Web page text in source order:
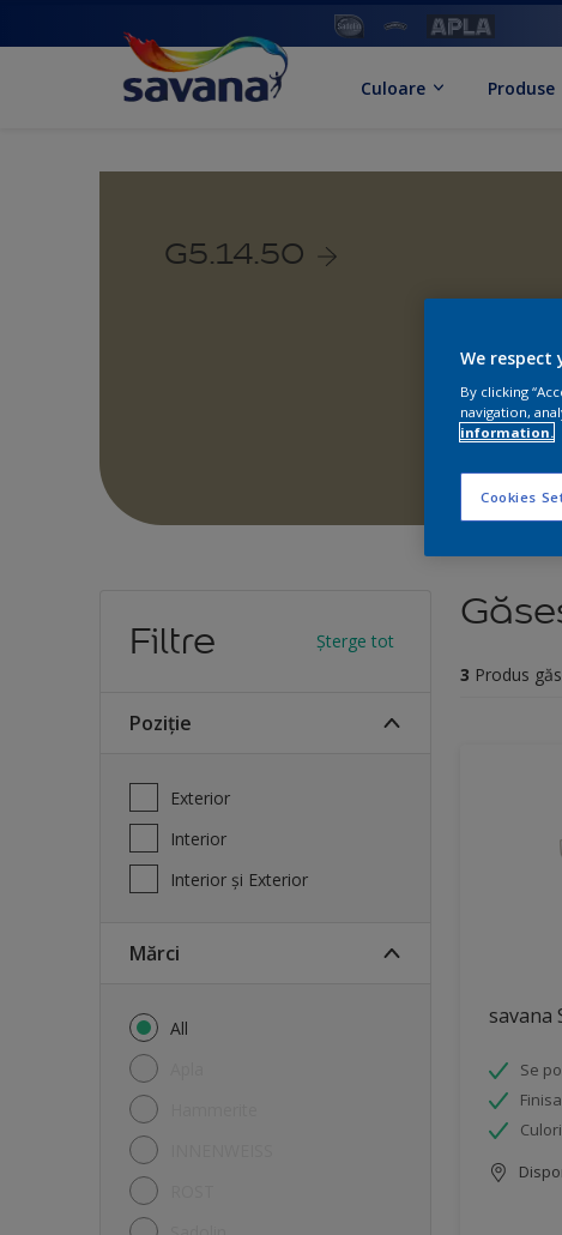
Culoare Produse
G5.14.50
Filtre Șterge tot
Poziție
Exterior
Interior
Interior și Exterior
mărci
All
3 Produs
savana
Se
We respect
By clicking
navigation,
information.
Cookies